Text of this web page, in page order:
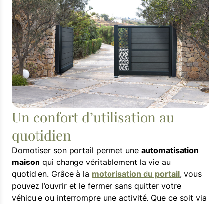
Un confort d’utilisation au
quotidien
Domotiser son portail permet une automatisation
maison qui change véritablement la vie au
quotidien. Grâce à la motorisation du portail, vous
pouvez l’ouvrir et le fermer sans quitter votre
véhicule ou interrompre une activité. Que ce soit via